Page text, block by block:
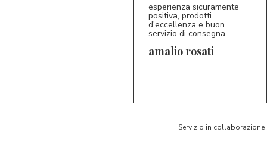
esperienza sicuramente
positiva, prodotti
d'eccellenza e buon
servizio di consegna
amalio rosati
Servizio in